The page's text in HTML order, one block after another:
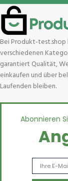
Bei Produkt-
verschiedenen
garantiert Qualität,
einkaufen und über
Laufenden bleiben.
Abonnieren